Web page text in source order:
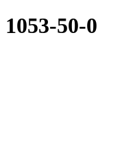
1053-50-0